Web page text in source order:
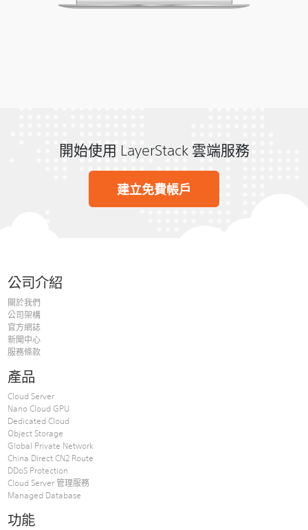
開始使用 LayerStack 雲端服務
建立免費帳戶
公司介紹
關於我們
公司架構
官方網誌
新聞中心
服務條款
產品
Cloud Server
Nano Cloud GPU
Dedicated Cloud
Object Storage
Global Private Network
China Direct CN2 Route
DDoS Protection
Cloud Server 管理服務
Managed Database
功能